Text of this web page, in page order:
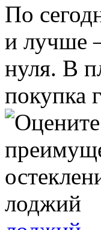
По
и лучше
нуля. В
покупка